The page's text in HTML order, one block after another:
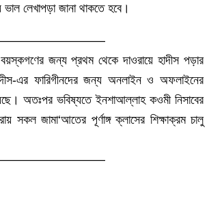
লেখাপড়া জানা থাকতে হবে।
বয়স্কগণের জন্য প্রথম থেকে দাওরায়ে হাদীস পড়ার
এর ফারিগীনদের জন্য অনলাইন ও অফলাইনের
অতঃপর ভবিষ্যতে ইনশাআল্লাহ কওমী নিসাবের
সকল জামা‘আতের পূর্ণাঙ্গ ক্লাসের শিক্ষাক্রম চালু